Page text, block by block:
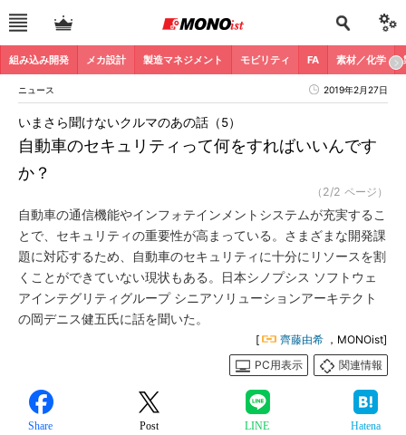
組み込み開発 メカ設計 製造マネジメント モビリティ FA 素材／化学
ニュース 2019年2月27日
自動車のセキュリティって何をすればいいんです
か？
いまさら聞けないクルマのあの話（5）
（2/2 ページ）
自動車の通信機能やインフォテインメントシステムが充実するこ
とで、セキュリティの重要性が高まっている。さまざまな開発課
題に対応するため、自動車のセキュリティに十分にリソースを割
くことができていない現状もある。日本シノプシス ソフトウェ
アインテグリティグループ シニアソリューションアーキテクト
の岡デニス健五氏に話を聞いた。
[ 齊藤由希 ，MONOist]
PC用表示
関連情報
Share Post LINE Hatena